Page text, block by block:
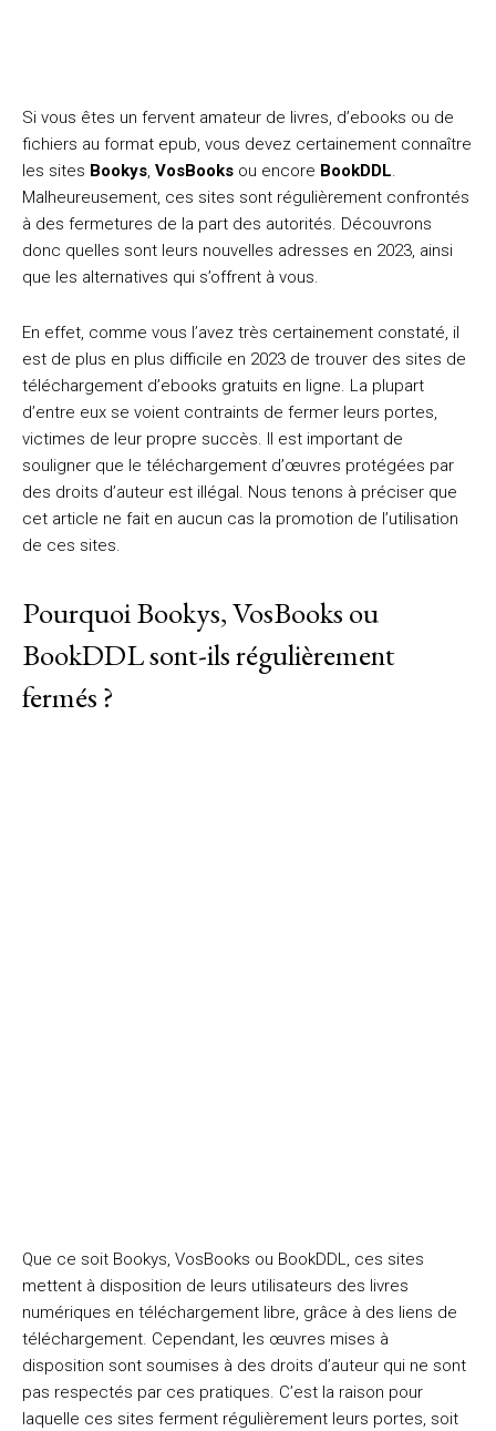
Si vous êtes un fervent amateur de livres, d’ebooks ou de
fichiers au format epub, vous devez certainement connaître
les sites Bookys, VosBooks ou encore BookDDL.
Malheureusement, ces sites sont régulièrement confrontés
à des fermetures de la part des autorités. Découvrons
donc quelles sont leurs nouvelles adresses en 2023, ainsi
que les alternatives qui s’offrent à vous.
En effet, comme vous l’avez très certainement constaté, il
est de plus en plus difficile en 2023 de trouver des sites de
téléchargement d’ebooks gratuits en ligne. La plupart
d’entre eux se voient contraints de fermer leurs portes,
victimes de leur propre succès. Il est important de
souligner que le téléchargement d’œuvres protégées par
des droits d’auteur est illégal. Nous tenons à préciser que
cet article ne fait en aucun cas la promotion de l’utilisation
de ces sites.
Pourquoi Bookys, VosBooks ou
BookDDL sont-ils régulièrement
fermés ?
Que ce soit Bookys, VosBooks ou BookDDL, ces sites
mettent à disposition de leurs utilisateurs des livres
numériques en téléchargement libre, grâce à des liens de
téléchargement. Cependant, les œuvres mises à
disposition sont soumises à des droits d’auteur qui ne sont
pas respectés par ces pratiques. C’est la raison pour
laquelle ces sites ferment régulièrement leurs portes, soit